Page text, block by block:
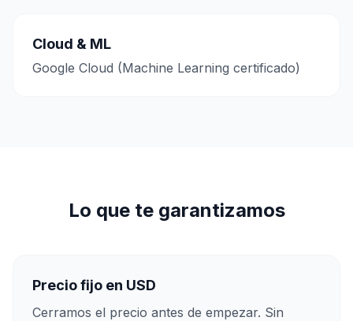
Cloud & ML
Google Cloud (Machine Learning certificado)
Lo que te garantizamos
Precio fijo en USD
Cerramos el precio antes de empezar. Sin